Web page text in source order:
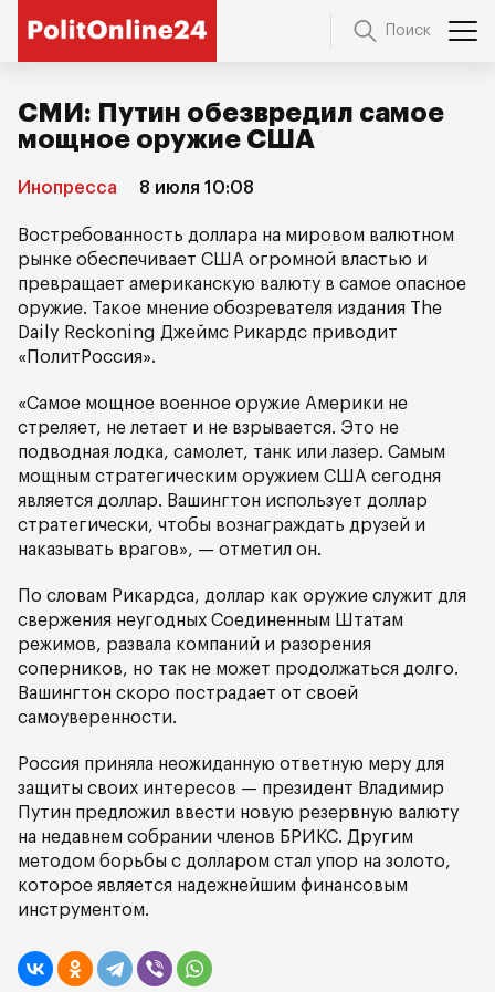
Поиск
СМИ: Путин обезвредил самое
мощное оружие США
Инопресса 8 июля 10:08
Востребованность доллара на мировом валютном
рынке обеспечивает США огромной властью и
превращает американскую валюту в самое опасное
оружие. Такое мнение обозревателя издания The
Daily Reckoning Джеймс Рикардс приводит
«ПолитРоссия».
«Самое мощное военное оружие Америки не
стреляет, не летает и не взрывается. Это не
подводная лодка, самолет, танк или лазер. Самым
мощным стратегическим оружием США сегодня
является доллар. Вашингтон использует доллар
стратегически, чтобы вознаграждать друзей и
наказывать врагов», — отметил он.
По словам Рикардса, доллар как оружие служит для
свержения неугодных Соединенным Штатам
режимов, развала компаний и разорения
соперников, но так не может продолжаться долго.
Вашингтон скоро пострадает от своей
самоуверенности.
Россия приняла неожиданную ответную меру для
защиты своих интересов — президент Владимир
Путин предложил ввести новую резервную валюту
на недавнем собрании членов БРИКС. Другим
методом борьбы с долларом стал упор на золото,
которое является надежнейшим финансовым
инструментом.